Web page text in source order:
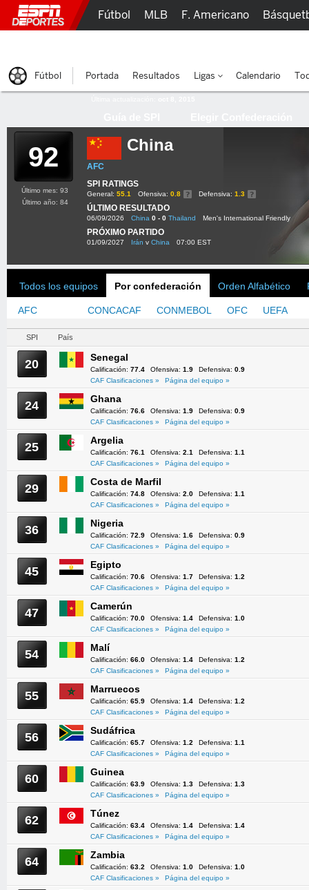
92 China
AFC
SPI RATINGS
General: 55.1 Ofensiva: 0.8 Defensiva: 1.3
ÚLTIMO RESULTADO
06/09/2026 China 0 - 0 Thailand Men's International Friendly
PRÓXIMO PARTIDO
01/09/2027 Irán v China 07:00 EST
Último mes: 93
Último año: 84
Todos los equipos Por confederación Orden Alfabético
AFC CONCACAF CONMEBOL OFC UEFA
SPI País
20 Senegal
Calificación: 77.4 Ofensiva: 1.9 Defensiva: 0.9
CAF Clasificaciones »
Página del equipo »
24 Ghana
Calificación: 76.6 Ofensiva: 1.9 Defensiva: 0.9
CAF Clasificaciones »
Página del equipo »
25 Argelia
Calificación: 76.1 Ofensiva: 2.1 Defensiva: 1.1
CAF Clasificaciones »
Página del equipo »
29 Costa de Marfil
Calificación: 74.8 Ofensiva: 2.0 Defensiva: 1.1
CAF Clasificaciones »
Página del equipo »
36 Nigeria
Calificación: 72.9 Ofensiva: 1.6 Defensiva: 0.9
CAF Clasificaciones »
Página del equipo »
45 Egipto
Calificación: 70.6 Ofensiva: 1.7 Defensiva: 1.2
CAF Clasificaciones »
Página del equipo »
47 Camerún
Calificación: 70.0 Ofensiva: 1.4 Defensiva: 1.0
CAF Clasificaciones »
Página del equipo »
54 Malí
Calificación: 66.0 Ofensiva: 1.4 Defensiva: 1.2
CAF Clasificaciones »
Página del equipo »
55 Marruecos
Calificación: 65.9 Ofensiva: 1.4 Defensiva: 1.2
CAF Clasificaciones »
Página del equipo »
56 Sudáfrica
Calificación: 65.7 Ofensiva: 1.2 Defensiva: 1.1
CAF Clasificaciones »
Página del equipo »
60 Guinea
Calificación: 63.9 Ofensiva: 1.3 Defensiva: 1.3
CAF Clasificaciones »
Página del equipo »
62 Túnez
Calificación: 63.4 Ofensiva: 1.4 Defensiva: 1.4
CAF Clasificaciones »
Página del equipo »
64 Zambia
Calificación: 63.2 Ofensiva: 1.0 Defensiva: 1.0
CAF Clasificaciones »
Página del equipo »
Fútbol MLB F. Americano
Fútbol Portada Resultados Ligas Calendario